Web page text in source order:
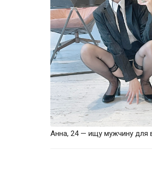
Анна, 24 — ищу мужчину для